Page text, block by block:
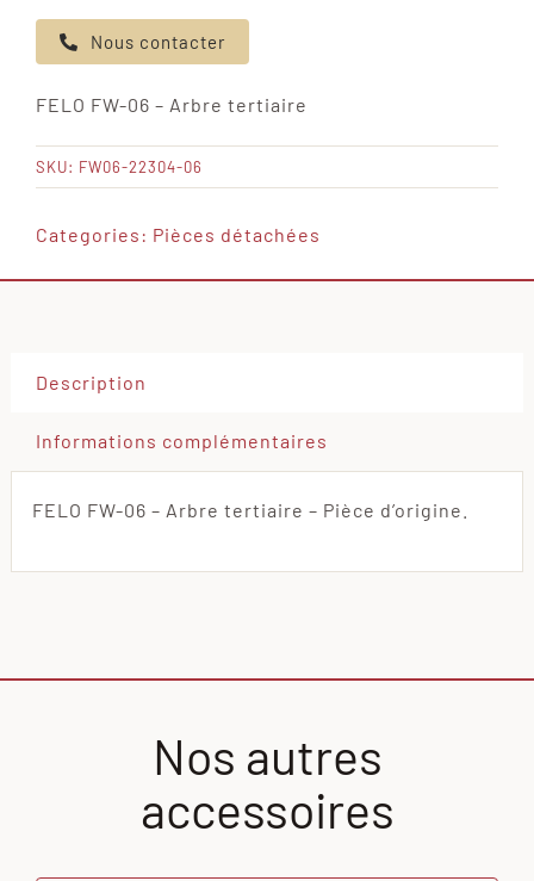
de
FELO
06
-
Arbre
Nous contacter
FELO FW-06 – Arbre tertiaire
SKU: FW06-22304-06
Categories: Pièces détachées
Description
Informations complémentaires
FELO FW-06 – Arbre tertiaire – Pièce d’origine.
Nos autres
accessoires